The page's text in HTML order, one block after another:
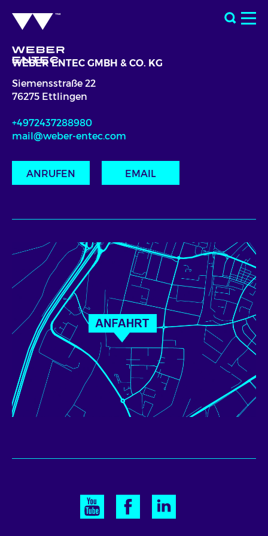
WEBER ENTEC GMBH & CO. KG
Siemensstraße 22
76275 Ettlingen
+4972437288980
mail@weber-entec.com
ANRUFEN EMAIL